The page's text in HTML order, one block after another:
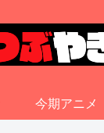
今期アニメ